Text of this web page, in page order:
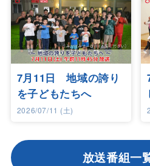
7月11日 地域の誇り
を子どもたちへ
2026/07/11 (土)
放送番組一